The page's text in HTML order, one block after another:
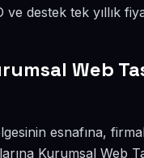
ve destek tek yıllık
Web
esnafına,
Kurumsal Web